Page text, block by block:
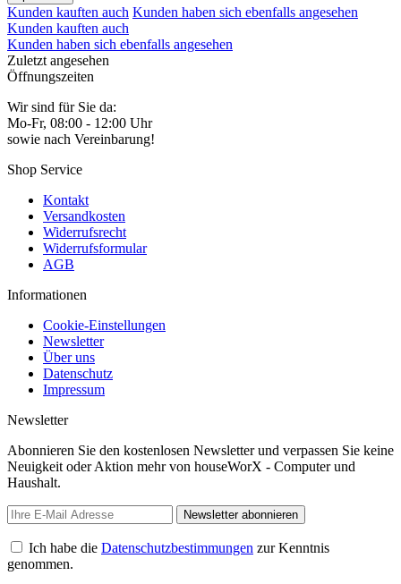
Kunden kauften auch Kunden haben sich ebenfalls angesehen
Kunden kauften auch
Kunden haben sich ebenfalls angesehen
Zuletzt angesehen
Öffnungszeiten
Wir sind für Sie da:
Mo-Fr, 08:00 - 12:00 Uhr
sowie nach Vereinbarung!
Shop Service
Kontakt
Versandkosten
Widerrufsrecht
Widerrufsformular
AGB
Informationen
Cookie-Einstellungen
Newsletter
Über uns
Datenschutz
Impressum
Newsletter
Abonnieren Sie den kostenlosen Newsletter und verpassen Sie keine
Neuigkeit oder Aktion mehr von houseWorX - Computer und
Haushalt.
Newsletter abonnieren
Ich habe die Datenschutzbestimmungen zur Kenntnis
genommen.